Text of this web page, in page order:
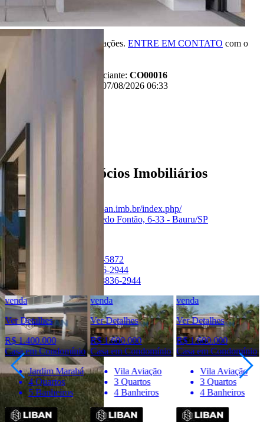
R$ 1.600.000,00
*Valor sujeito à variações. ENTRE EM CONTATO com o
Referência do Anunciante: CO00016
Última atualização: 07/08/2026 06:33
Liban - Negócios Imobiliários
https://www.liban.imb.br/index.php/
Rua Alfredo Fontão, 6-33 - Bauru/SP
Ver Telefone
(14) 4141-5872
(14) 98836-2944
(14) 98836-2944
venda
Ver Detalhes
R$ 1.400.000
Casa em Condomínio
Jardim Marabá
4 Quartos
5 Banheiros
venda
Ver Detalhes
R$ 1.600.000
Casa em Condomínio
Vila Aviação
3 Quartos
4 Banheiros
venda
Ver Detalhes
R$ 1.600.000
Casa em Condomínio
Vila Aviação
3 Quartos
4 Banheiros